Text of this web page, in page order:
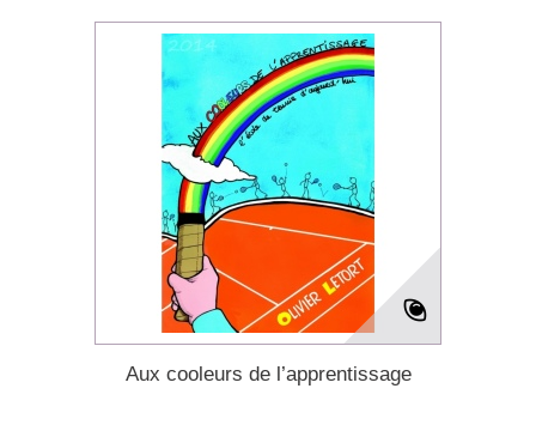
Aux cooleurs de l’apprentissage